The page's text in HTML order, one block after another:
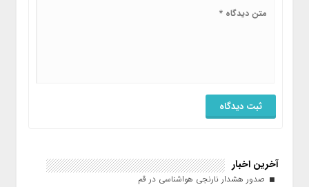
آخرین اخبار
صدور هشدار نارنجی هواشناسی در قم